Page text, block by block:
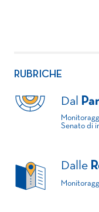
RUBRICHE
Dal
Senato di
Dalle